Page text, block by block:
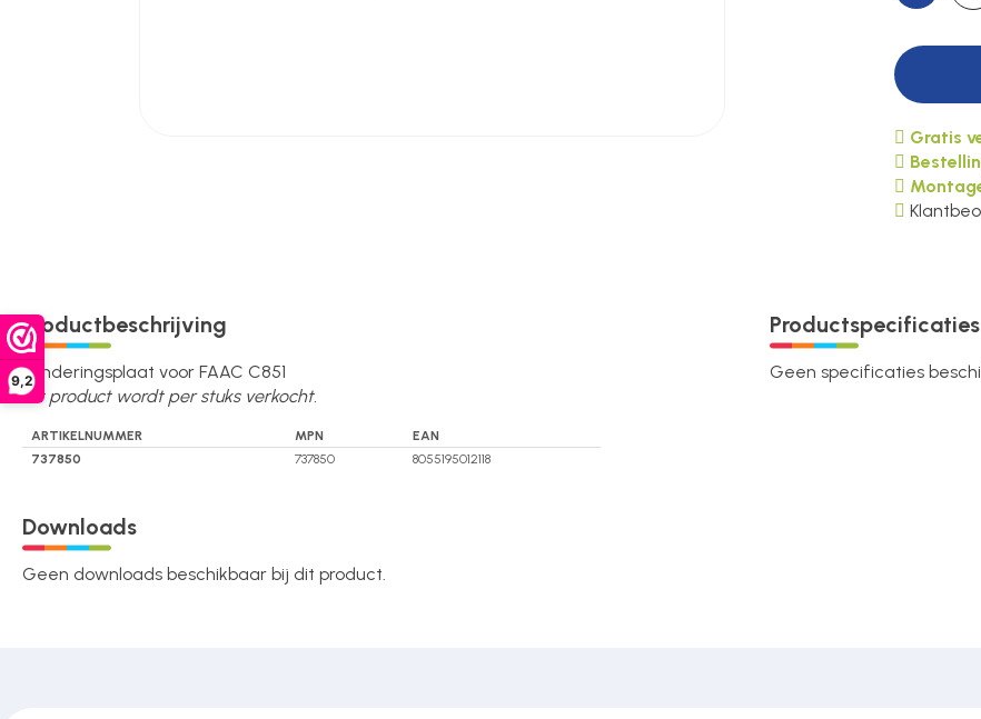
9,2
Over ons
Contact
Gratis
Productbeschrijving
Funderingsplaat voor FAAC C851
Dit product wordt per stuks verkocht.
ARTIKELNUMMER MPN
EAN
737850
737850 8055195012118
Productspecificaties
Geen specificaties
Downloads
Geen downloads beschikbaar bij dit product.